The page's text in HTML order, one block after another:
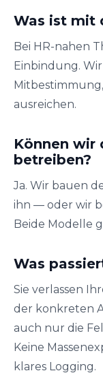
Was ist mit
Bei HR-nahen
Einbindung.
ausreichen.
Können wir
betreiben?
Ja. Wir bauen
ihn — oder wir
Beide Modelle
Was
Sie verlassen
der konkreten
auch nur die
Keine
klares Logging.